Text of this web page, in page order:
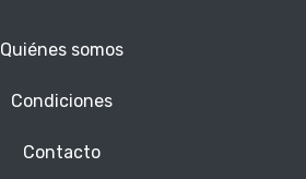
Quiénes somos
Condiciones
Contacto